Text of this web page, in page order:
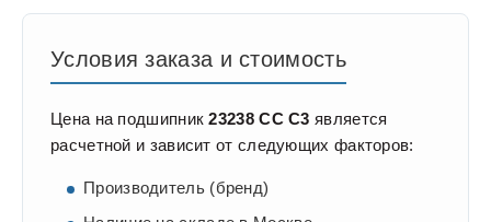
Условия заказа и стоимость
Цена на подшипник23238 CC C3 является
расчетной и зависит от следующих факторов:
Производитель (бренд)